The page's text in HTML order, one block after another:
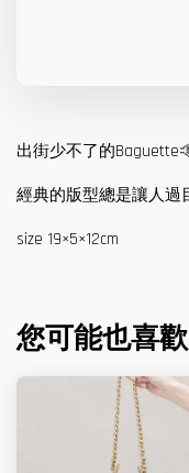
出街少不了的
經典的版型總是讓人過
size 19×5×12cm
您可能也喜歡